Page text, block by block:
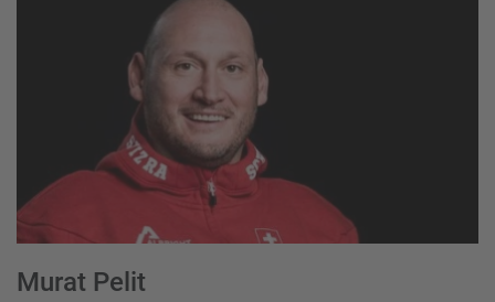
Murat Pelit